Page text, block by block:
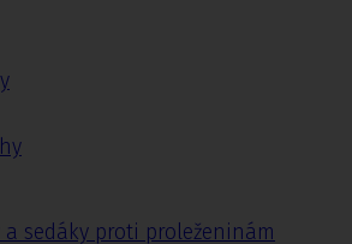
a sedáky proti proleženinám